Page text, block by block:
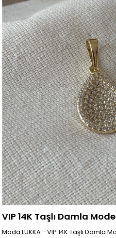
VIP 14K Taşlı Damla
Moda LUKKA - VIP 14K Taşlı Damla